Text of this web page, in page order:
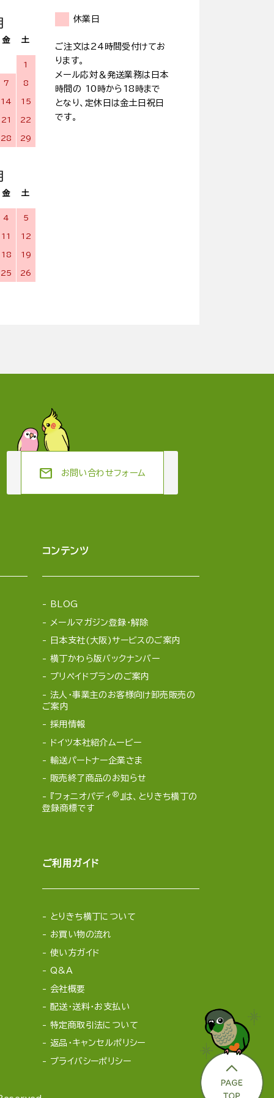
金 土
1
7 8
14 15
21 22
28 29
金 土
4 5
11 12
18 19
25 26
休業日
ご注文は24時間受付けてお
ります。
メール応対＆発送業務は日本
時間の 10時から18時まで
となり、定休日は金土日祝日
です。
mail お問い合わせフォーム
コンテンツ
BLOG
メールマガジン登録・解除
日本支社(大阪)サービスのご案内
横丁かわら版バックナンバー
プリペイドプランのご案内
法人・事業主のお客様向け卸売販売の
ご案内
採用情報
ドイツ本社紹介ムービー
輸送パートナー企業さま
販売終了商品のお知らせ
『フォニオパディ ®
』は、とりきち横丁の
登録商標です
ご利用ガイド
とりきち横丁について
お買い物の流れ
使い方ガイド
Q&A
会社概要
配送・送料・お支払い
特定商取引法について
返品・キャンセルポリシー
プライバシーポリシー